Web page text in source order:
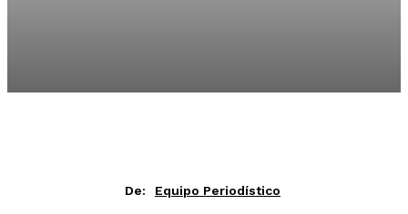
De: Equipo Periodístico